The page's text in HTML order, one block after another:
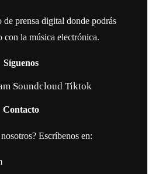
prensa digital donde podrás
con la música electrónica.
Síguenos
Soundcloud Tiktok
Contacto
Escríbenos en: